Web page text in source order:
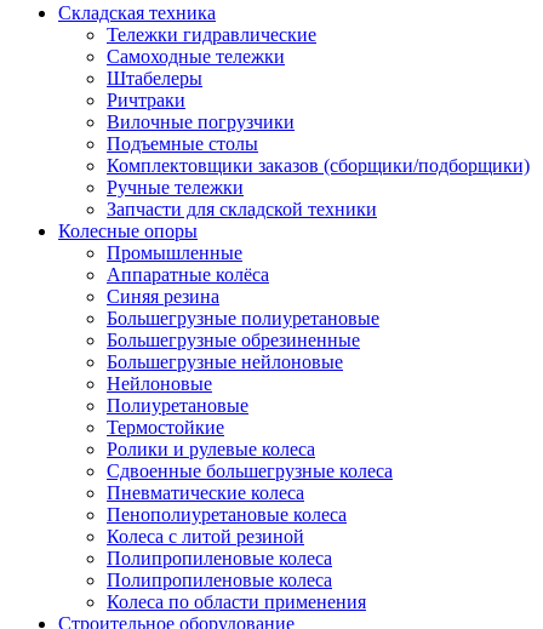
Складская техника
Тележки гидравлические
Самоходные тележки
Штабелеры
Ричтраки
Вилочные погрузчики
Подъемные столы
Комплектовщики заказов (сборщики/подборщики)
Ручные тележки
Запчасти для складской техники
Колесные опоры
Промышленные
Аппаратные колёса
Синяя резина
Большегрузные полиуретановые
Большегрузные обрезиненные
Большегрузные нейлоновые
Нейлоновые
Полиуретановые
Термостойкие
Ролики и рулевые колеса
Сдвоенные большегрузные колеса
Пневматические колеса
Пенополиуретановые колеса
Колеса с литой резиной
Полипропиленовые колеса
Полипропиленовые колеса
Колеса по области применения
Строительное оборудование